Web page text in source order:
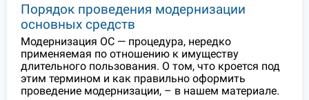
Порядок проведения модернизации
основных средств
Модернизация ОС — процедура, нередко
применяемая по отношению к имуществу
длительного пользования. О том, что кроется под
этим термином и как правильно оформить
проведение модернизации, – в нашем материале.